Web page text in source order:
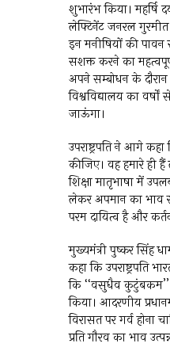
शुभारंभ किया।
लेफ्टिनेंट जनरल गुरमीत
इन मनीषियों की
सशक्त करने का
अपने सम्बोधन के
विश्वविद्यालय का
जाऊंगा।
उपराष्ट्रपति ने आगे
कीजिए। वह हमारे ही
शिक्षा मातृभाषा में
लेकर अपमान का भाव
परम दायित्व है और
मुख्यमंत्री पुष्कर सिंह
कहा कि उपराष्ट्रपति
कि ‘‘वसुधैव
किया। आदरणीय
विरासत पर गर्व होना
प्रति गौरव का भाव